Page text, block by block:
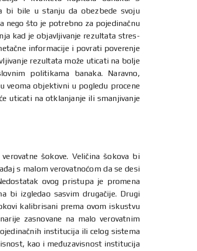
bi bile u stanju da obezbede svoju
nego što je potrebno za pojedinačnu
kad je objavljivanje rezultata stres-
informacije i povrati poverenje
rezultata može uticati na bolje
politikama banaka. Naravno,
veoma objektivni u pogledu procene
uticati na otklanjanje ili smanjivanje
šokove. Veličina šokova bi
s malom verovatnoćom da se desi
ovog pristupa je promena
bi izgledao sasvim drugačije. Drugi
kalibrisani prema ovom iskustvu
zasnovane na malo verovatnim
institucija ili celog sistema
kao i međuzavisnost institucija